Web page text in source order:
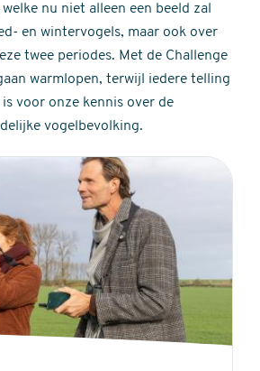
nu niet alleen een beeld zal
en wintervogels, maar ook over
twee periodes. Met de Challenge
warmlopen, terwijl iedere telling
voor onze kennis over de
vogelbevolking.